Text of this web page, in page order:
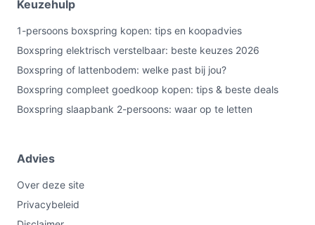
Keuzehulp
1-persoons boxspring kopen: tips en koopadvies
Boxspring elektrisch verstelbaar: beste keuzes 2026
Boxspring of lattenbodem: welke past bij jou?
Boxspring compleet goedkoop kopen: tips & beste deals
Boxspring slaapbank 2-persoons: waar op te letten
Advies
Over deze site
Privacybeleid